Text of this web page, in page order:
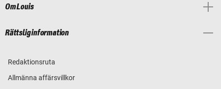
Om Louis
Rättslig information
Redaktionsruta
Allmänna affärsvillkor